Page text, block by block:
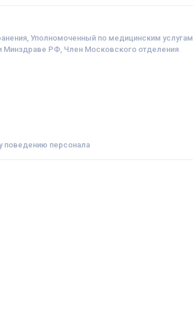
Уполномоченный по медицинским услугам
РФ, Член Московского отделения
поведению персонала